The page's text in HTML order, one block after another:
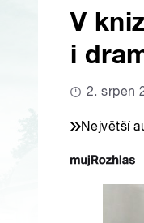
V
i
2. srpen
Největší